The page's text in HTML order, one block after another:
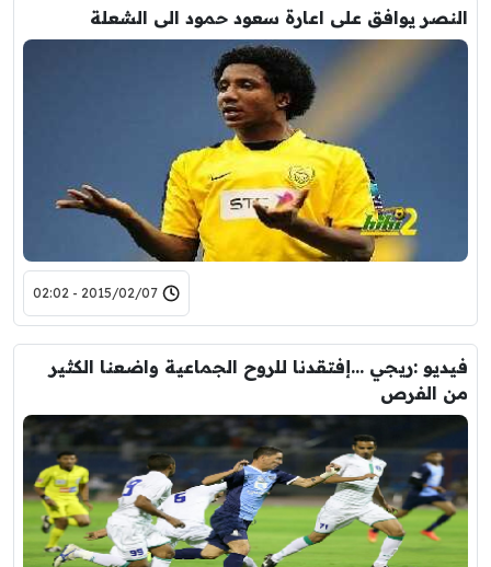
النصر يوافق على اعارة سعود حمود الى الشعلة
2015/02/07 - 02:02
فيديو :ريجي …إفتقدنا للروح الجماعية واضعنا الكثير
من الفرص